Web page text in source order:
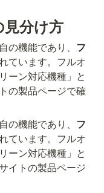
見分け方
機能であり、 フ
ています。フルオ
ーン対応機種」と
の製品ページで確
機能であり、 フ
ています。フルオ
ーン対応機種」と
イトの製品ページ